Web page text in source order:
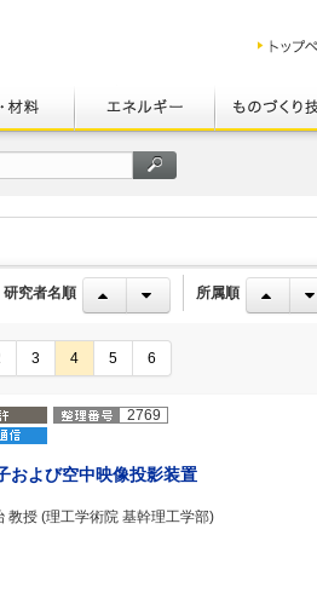
研究者名順 所属順
3 4 5 6
2769
および空中映像投影装置
教授 (理工学術院 基幹理工学部)